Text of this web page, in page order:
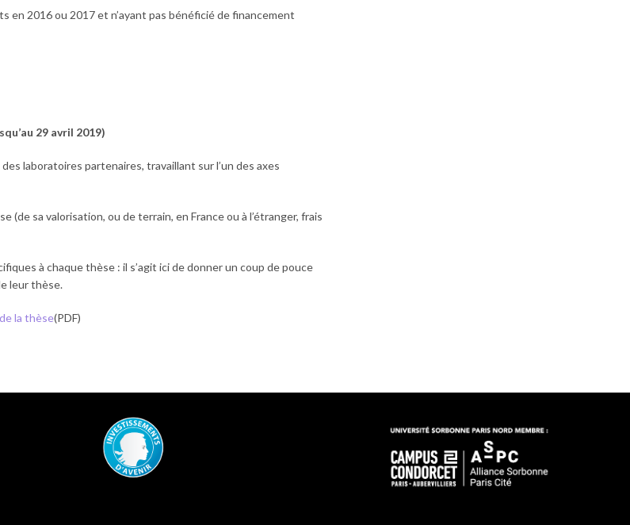
2016 ou 2017 et n’ayant pas bénéficié de financement
29 avril 2019)
laboratoires partenaires, travaillant sur l’un des axes
sa valorisation, ou de terrain, en France ou à l’étranger, frais
à chaque thèse : il s’agit ici de donner un coup de pouce
leur thèse.
la thèse(PDF)